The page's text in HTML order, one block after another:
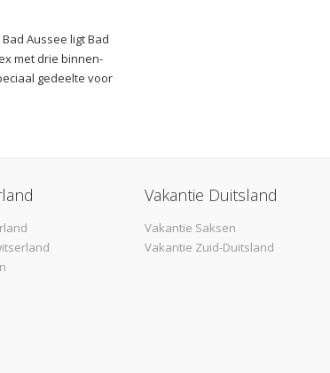
Aussee ligt Bad
met drie binnen-
gedeelte voor
Vakantie Duitsland
Vakantie Saksen
Vakantie Zuid-Duitsland